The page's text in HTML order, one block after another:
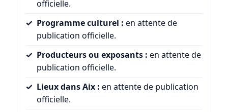
officielle.
Programme culturel : en attente de
publication officielle.
Producteurs ou exposants : en attente de
publication officielle.
Lieux dans Aix : en attente de publication
officielle.